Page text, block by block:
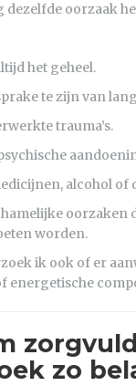
dezelfde oorzaak
het geheel.
te zijn van
trauma’s.
alcohol of
oorzaken
worden.
ik ook of er
energetische
zo